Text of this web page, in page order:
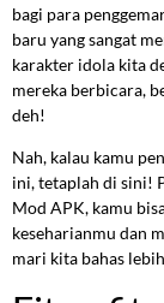
bagi para
baru yang sangat
karakter idola kita
mereka berbicara,
deh!
Nah, kalau kamu
ini, tetaplah di sini!
Mod APK, kamu
keseharianmu dan
mari kita bahas